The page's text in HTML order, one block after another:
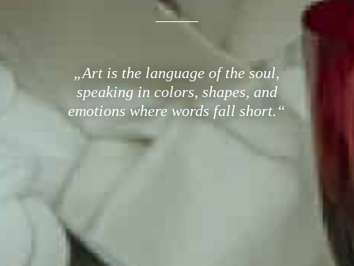
„Art is the language of the soul,
speaking in colors, shapes, and
emotions where words fall short.“